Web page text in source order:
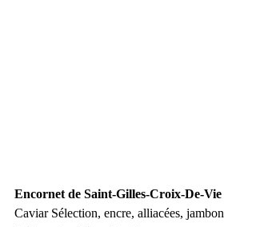
Encornet de Saint-Gilles-Croix-De-Vie
Caviar Sélection, encre, alliacées, jambon